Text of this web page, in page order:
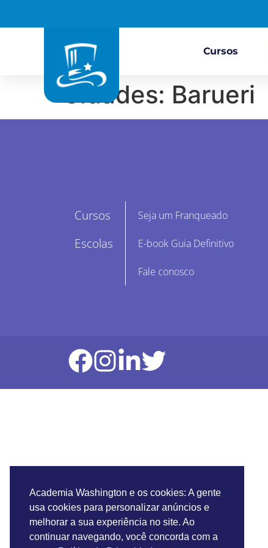
Cursos
Cidades: Barueri
Cursos
Escolas
Seja um Franqueado
E-book Guia Definitivo
Fale conosco
Academia Washington e os cookies: A gente
usa cookies para personalizar anúncios e
melhorar a sua experiência no site. Ao
continuar navegando, você concorda com a